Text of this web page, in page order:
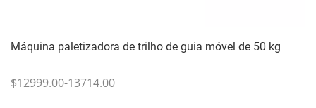
Máquina paletizadora de trilho de guia móvel de 50 kg
$12999.00-13714.00